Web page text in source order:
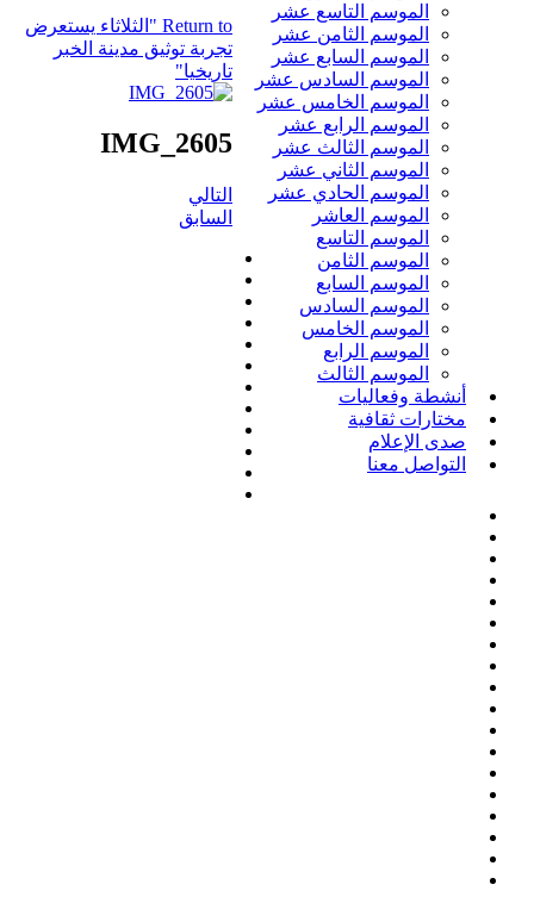
الموسم التاسع عشر
الموسم الثامن عشر
الموسم السابع عشر
الموسم السادس عشر
الموسم الخامس عشر
الموسم الرابع عشر
الموسم الثالث عشر
الموسم الثاني عشر
الموسم الحادي عشر
الموسم العاشر
الموسم التاسع
الموسم الثامن
الموسم السابع
الموسم السادس
الموسم الخامس
الموسم الرابع
الموسم الثالث
أنشطة وفعاليات
مختارات ثقافية
صدى الإعلام
التواصل معنا
Return to "الثلاثاء يستعرض
تجربة توثيق مدينة الخبر
تاريخيا"
IMG_2605
التالي
السابق